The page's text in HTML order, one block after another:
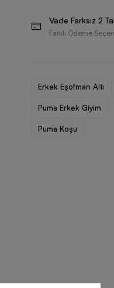
Vade Farksız 2
Farklı Ödeme
Erkek Eşofman Altı
Puma Erkek Giyim
Puma Koşu